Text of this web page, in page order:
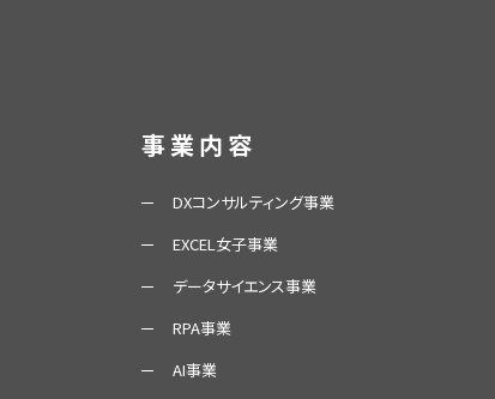
事業内容
DXコンサルティング事業
EXCEL女子事業
データサイエンス事業
RPA事業
AI事業